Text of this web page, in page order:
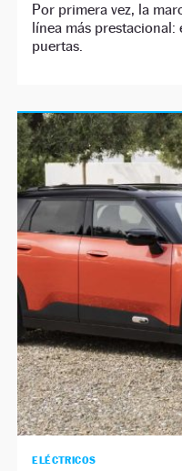
Por primera vez, la
línea más prestacional:
puertas.
ELÉCTRICOS